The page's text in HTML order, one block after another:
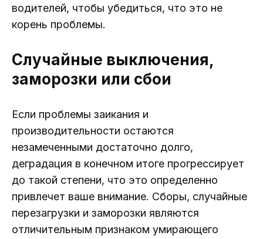
водителей, чтобы убедиться, что это не
корень проблемы.
Случайные выключения,
заморозки или сбои
Если проблемы заикания и
производительности остаются
незамеченными достаточно долго,
деградация в конечном итоге прогрессирует
до такой степени, что это определенно
привлечет ваше внимание. Сборы, случайные
перезагрузки и заморозки являются
отличительным признаком умирающего